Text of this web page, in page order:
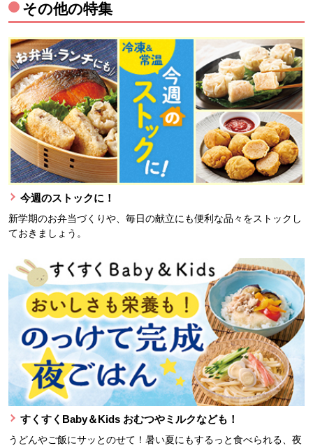
その他の特集
今週のストックに！
新学期のお弁当づくりや、毎日の献立にも便利な品々をストックし
ておきましょう。
すくすくBaby＆Kids おむつやミルクなども！
うどんやご飯にサッとのせて！暑い夏にもするっと食べられる、夜